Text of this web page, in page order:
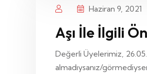
Haziran 9, 2021
Aşı İle İlgili
Değerli Üyelerimiz,
almadıysanız/